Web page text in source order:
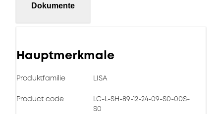
Dokumente
Hauptmerkmale
Produktfamilie LISA
Product code
LC-L-SH-89-12-24-09-S0-00S-
S0